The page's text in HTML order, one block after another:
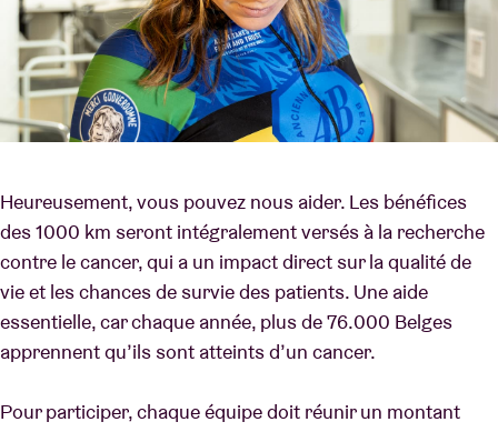
Heureusement, vous pouvez nous aider. Les bénéfices
des 1000 km seront intégralement versés à la recherche
contre le cancer, qui a un impact direct sur la qualité de
vie et les chances de survie des patients. Une aide
essentielle, car chaque année, plus de 76.000 Belges
apprennent qu’ils sont atteints d’un cancer.
Pour participer, chaque équipe doit réunir un montant